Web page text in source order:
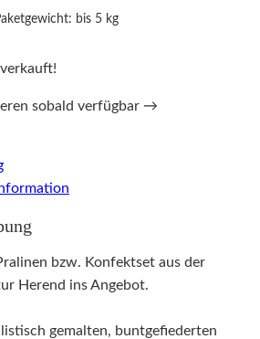
bis 5 kg
sobald verfügbar →
bzw. Konfektset aus der
Herend ins Angebot.
gemalten, buntgefiederten